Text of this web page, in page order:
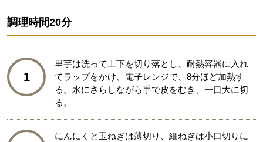
調理時間20分
1
里芋は洗って上下を切り落とし、耐熱容器に入れ
てラップをかけ、電子レンジで、8分ほど加熱す
る。水にさらしながら手で皮をむき、一口大に切
る。
にんにくと玉ねぎは薄切り、細ねぎは小口切りに